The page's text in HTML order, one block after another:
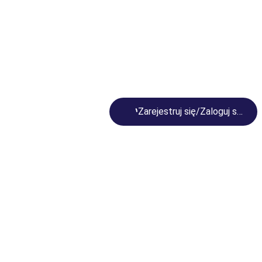
Loading...
Zarejestruj się/Zaloguj się